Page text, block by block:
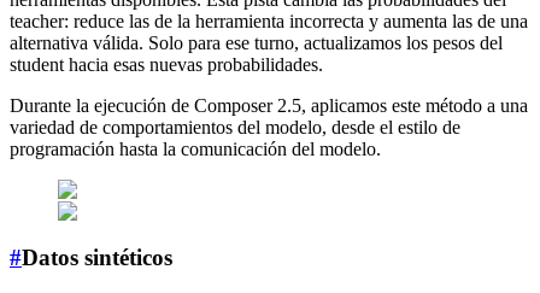
teacher: reduce las de la herramienta incorrecta y aumenta las de una
alternativa válida. Solo para ese turno, actualizamos los pesos del
student hacia esas nuevas probabilidades.
Durante la ejecución de Composer 2.5, aplicamos este método a una
variedad de comportamientos del modelo, desde el estilo de
programación hasta la comunicación del modelo.
#Datos sintéticos